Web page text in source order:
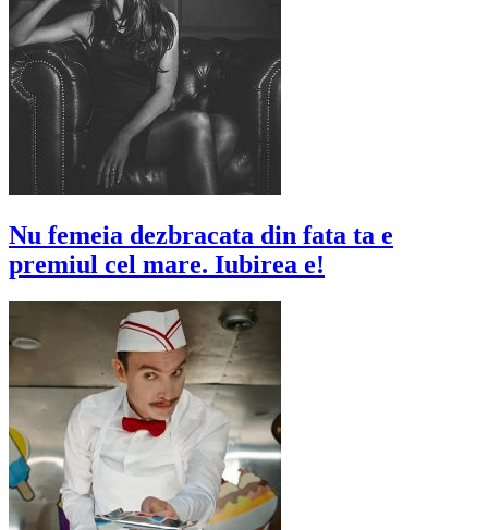
Nu femeia dezbracata din fata ta e
premiul cel mare. Iubirea e!